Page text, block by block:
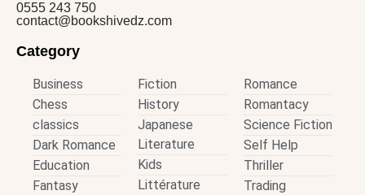
0555 243 750
contact@bookshivedz.com
Category
Business
Chess
classics
Dark Romance
Education
Fantasy
Fiction
History
Japanese
Literature
Kids
Littérature
Romance
Romantacy
Science Fiction
Self Help
Thriller
Trading